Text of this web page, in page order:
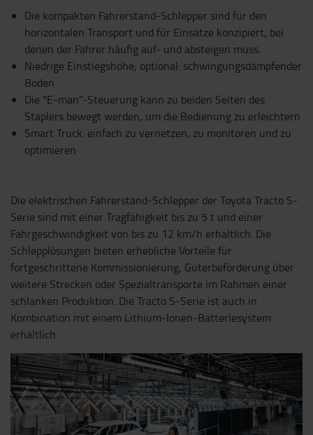
Die kompakten Fahrerstand-Schlepper sind für den
horizontalen Transport und für Einsätze konzipiert, bei
denen der Fahrer häufig auf- und absteigen muss.
Niedrige Einstiegshöhe; optional: schwingungsdämpfender
Boden
Die "E-man"-Steuerung kann zu beiden Seiten des
Staplers bewegt werden, um die Bedienung zu erleichtern
Smart Truck: einfach zu vernetzen, zu monitoren und zu
optimieren
Die elektrischen Fahrerstand-Schlepper der Toyota Tracto S-
Serie sind mit einer Tragfähigkeit bis zu 5 t und einer
Fahrgeschwindigkeit von bis zu 12 km/h erhältlich. Die
Schlepplösungen bieten erhebliche Vorteile für
fortgeschrittene Kommissionierung, Güterbeförderung über
weitere Strecken oder Spezialtransporte im Rahmen einer
schlanken Produktion. Die Tracto S-Serie ist auch in
Kombination mit einem Lithium-Ionen-Batteriesystem
erhältlich.